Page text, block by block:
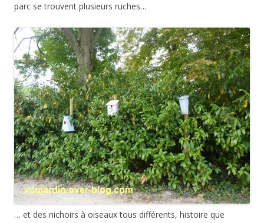
parc se trouvent plusieurs ruches…
… et des nichoirs à oiseaux tous différents, histoire que